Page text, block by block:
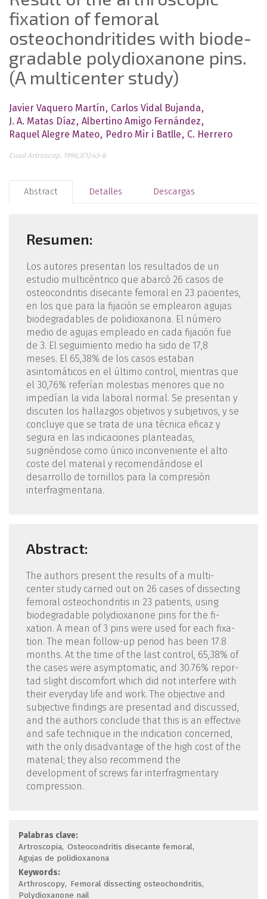
fixation of femoral
osteochondritides with biode­
gradable polydioxanone pins.
(A multi­center study)
Javier Vaquero Martín
Carlos Vidal Bujanda
J. A. Matas Díaz Albertino Amigo Fernández
Raquel Alegre Mateo
Pedro Mir i Batlle C. Herrero
Cuad Artroscop. 1996;3(1):43-8
Abstract Detalles Descargas
Resumen:
Los autores presentan los resultados de un
estu­dio multicéntrico que abarcó 26 casos de
osteo­condritis disecante femoral en 23 pacientes,
en los que para la fijación se emplearon agujas
bio­degradables de polidioxanona. El número
medio de agujas empleado en cada fijación fue
de 3. El seguimiento medio ha sido de 17,8
meses. El 65,38% de los casos estaban
asintomáticos en el último control, mientras que
el 30,76% referían molestias menores que no
impedían la vida labo­ral normal. Se presentan y
discuten los hallazgos objetivos y subjetivos, y se
concluye que se trata de una técnica eficaz y
segura en las indicacio­nes planteadas,
sugiriéndose como único incon­veniente el alto
coste del material y recomendán­dose el
desarrollo de tornillos para la compresión
interfragmentaria.
Abstract:
The authors present the results of a multi-
center study carried out on 26 cases of dissecting
femoral osteochondritis in 23 patients, using
biodegradable polydioxanone pins for the fi­
xation. A mean of 3 pins were used for each fixa­
tion. The mean follow-up period has been 17.8
months. At the time of the last control, 65,38% of
the cases were asymptomatic, and 30.76% repor­
tad slight discomfort which did not interfere with
their everyday life and work. The objective and
subjective findings are presentad and discussed,
and the authors conclude that this is an effective
and safe technique in the indication concerned,
with the only disadvantage of the high cost of the
material; they also recommend the
development of screws far interfragmentary
compression.
Palabras clave:
Artroscopia Osteocondritis di­secante femoral
Agujas de polidioxanona
Keywords:
Arthroscopy Femoral dissecting os­teochondritis
Polydioxanone nail